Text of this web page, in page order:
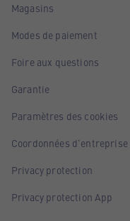
Magasins
Modes de paiement
Foire aux questions
Garantie
Paramètres des cookies
Coordonnées d'entreprise
Privacy protection
Privacy protection App